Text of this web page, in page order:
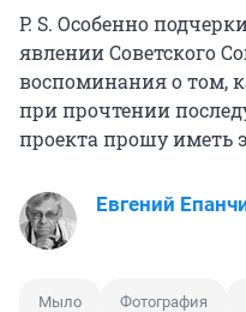
P. S. Особенно
явлении Советского
воспоминания о том,
при прочтении
проекта прошу иметь
Евгений
Мыло Фотография